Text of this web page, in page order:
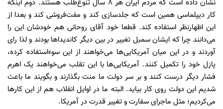
نشان داده است که مردم ایران هر 8 سال تنوع‌طلب هستند. دوم اینکه
کار دیپلماسی همین است که جلد‌سازی کند و مفت‌فروشی کند و بعدا از
این اظهارنظر استفاده کند. قطعا خود آقای روحانی هم خودشان این را
می‌دانند چرا که ایشان سمبل تغییر در بین دیگر کاندیداها بودند و لذا رای
آوردند و در این میان آمریکایی‌ها می‌خواهند از این سوءاستفاده کرده،
پازل خود را تکمیل کنند. آمریکایی‌ها با این تقلب می‌خواهند یک اهرم
فشار دیگر درست کنند و بر سر دولت ما منت بگذارند و بگویند ما باعث
شدیم این دولت روی کار بیاید. البته ما در اوایل انقلاب هم از این کارها
می‌کردیم؛ مثل ماجرای سفارت و تغییر قدرت در آمریکا.